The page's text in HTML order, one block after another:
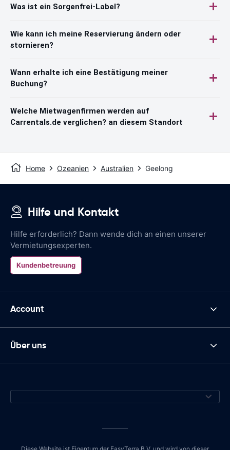
Was ist ein Sorgenfrei-Label?
Wie kann ich meine Reservierung ändern oder
stornieren?
Wann erhalte ich eine Bestätigung meiner
Buchung?
Welche Mietwagenfirmen werden auf
Carrentals.de verglichen? an diesem Standort
Home Ozeanien Australien Geelong
Hilfe und Kontakt
Hilfe erforderlich? Dann wende dich an einen unserer
Vermietungsexperten.
Kundenbetreuung
Account
Über uns